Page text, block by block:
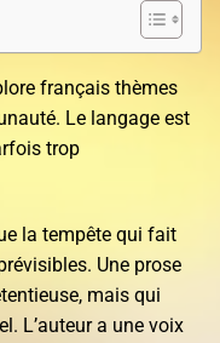
français thèmes
Le langage est
trop
la tempête qui fait
Une prose
mais qui
L’auteur a une voix